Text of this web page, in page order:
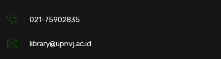
021-75902835
library@upnvj.ac.id